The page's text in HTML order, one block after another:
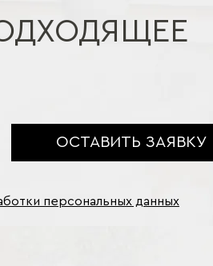
ОСТАВИТЬ ЗАЯВКУ
персональных данных